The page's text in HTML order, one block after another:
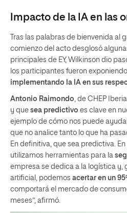
Impacto de la IA en las
Tras las palabras de bienvenida al
comienzo del acto desglosó
principales de EY, Wilkinson dio
los participantes fueron exponiendo
implementando la IA en sus
Antonio Raimondo , de CHEP
y que sea predictivo es clave en
ejemplo de cómo nos puede
que no analice tanto lo que ha
En definitiva, que sea predictiva.
utilizamos herramientas para la
empresa se dedica a la logística y,
artificial, podemos acertar en un
comportará el mercado de
meses”, afirmó.